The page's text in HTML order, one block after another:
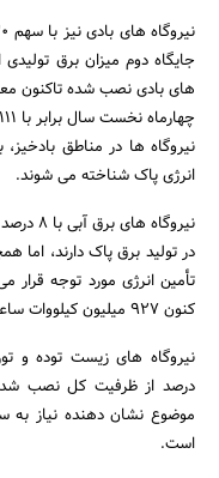
نیروگاه ها در مناطق
انرژی پاک شناخته می شوند.
در تولید برق پاک دارند، اما
کنون 927 میلیون کیلووات ساعت انرژی تولید کرده اند.
درصد از ظرفیت کل نصب
موضوع نشان دهنده نیاز به
است.